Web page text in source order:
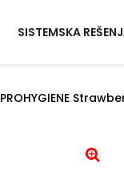
SISTEMSKA
PROHYGIENE